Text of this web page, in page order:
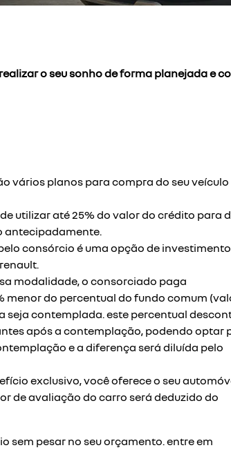
o seu sonho de forma planejada e
vários planos para compra do seu veículo
utilizar até 25% do valor do crédito para
antecipadamente.
consórcio é uma opção de investimento
modalidade, o consorciado paga
menor do percentual do fundo comum
seja contemplada. este percentual
após a contemplação, podendo optar
e a diferença será diluída pelo
exclusivo, você oferece o seu
de avaliação do carro será deduzido do
sem pesar no seu orçamento. entre em